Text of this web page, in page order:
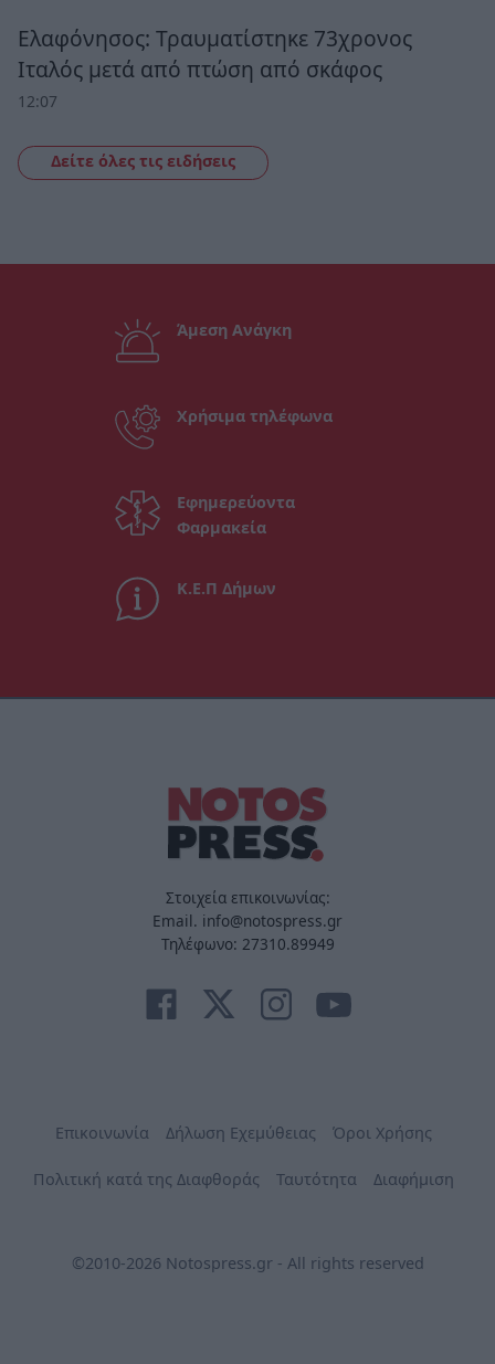
Ελαφόνησος: Τραυματίστηκε 73χρονος
Ιταλός μετά από πτώση από σκάφος
12:07
Δείτε όλες τις ειδήσεις
Άμεση Ανάγκη
Χρήσιμα τηλέφωνα
Εφημερεύοντα
Φαρμακεία
Κ.Ε.Π Δήμων
Στοιχεία επικοινωνίας:
Email. info@notospress.gr
Τηλέφωνο: 27310.89949
Επικοινωνία Δήλωση Εχεμύθειας Όροι Χρήσης
Πολιτική κατά της Διαφθοράς Ταυτότητα Διαφήμιση
©2010-2026 Notospress.gr - All rights reserved